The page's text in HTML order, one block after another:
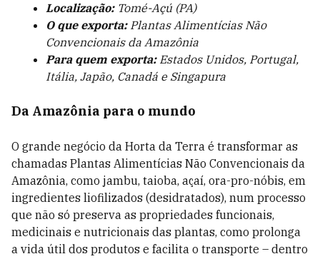
Localização: Tomé-Açú (PA)
O que exporta: Plantas Alimentícias Não
Convencionais da Amazônia
Para quem exporta:Estados Unidos, Portugal,
Itália, Japão, Canadá e Singapura
Da Amazônia para o mundo
O grande negócio da Horta da Terra é transformar as
chamadas Plantas Alimentícias Não Convencionais da
Amazônia, como jambu, taioba, açaí, ora-pro-nóbis, em
ingredientes liofilizados (desidratados), num processo
que não só preserva as propriedades funcionais,
medicinais e nutricionais das plantas, como prolonga
a vida útil dos produtos e facilita o transporte – dentro